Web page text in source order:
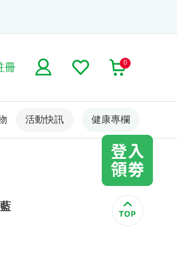
冊 0
名人嚴選
活動快訊 健康專欄